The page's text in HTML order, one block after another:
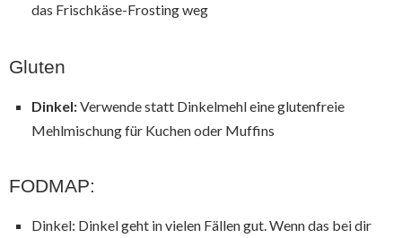
das Frischkäse-Frosting weg
Gluten
Dinkel:Verwende statt Dinkelmehl eine glutenfreie
Mehlmischung für Kuchen oder Muffins
FODMAP:
Dinkel: Dinkel geht in vielen Fällen gut. Wenn das bei dir